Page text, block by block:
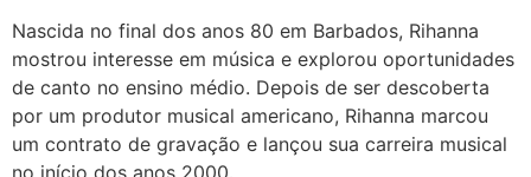
Nascida no final dos anos 80 em Barbados, Rihanna
mostrou interesse em música e explorou oportunidades
de canto no ensino médio. Depois de ser descoberta
por um produtor musical americano, Rihanna marcou
um contrato de gravação e lançou sua carreira musical